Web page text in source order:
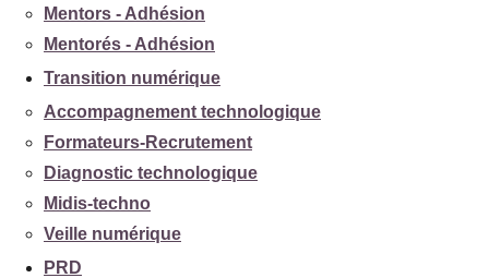
Mentors - Adhésion
Mentorés - Adhésion
Transition numérique
Accompagnement technologique
Formateurs-Recrutement
Diagnostic technologique
Midis-techno
Veille numérique
PRD